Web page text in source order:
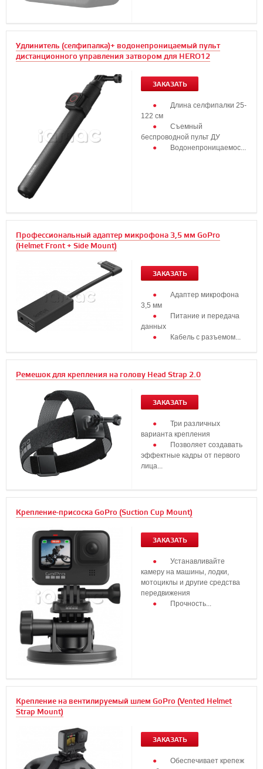
Удлинитель (селфипалка)+ водонепроницаемый пульт
дистанционного управления затвором для HERO12
ЗАКАЗАТЬ
Длина селфипалки 25-
122 см
Съемный
беспроводной пульт ДУ
Водонепроницаемос...
Профессиональный адаптер микрофона 3,5 мм GoPro
(Helmet Front + Side Mount)
ЗАКАЗАТЬ
Адаптер микрофона
3,5 мм
Питание и передача
данных
Кабель с разъемом...
Ремешок для крепления на голову Head Strap 2.0
ЗАКАЗАТЬ
Три различных
варианта крепления
Позволяет создавать
эффектные кадры от первого
лица...
Крепление-присоска GoPro (Suction Cup Mount)
ЗАКАЗАТЬ
Устанавливайте
камеру на машины, лодки,
мотоциклы и другие средства
передвижения
Прочность...
Крепление на вентилируемый шлем GoPro (Vented Helmet
Strap Mount)
ЗАКАЗАТЬ
Обеспечивает крепеж